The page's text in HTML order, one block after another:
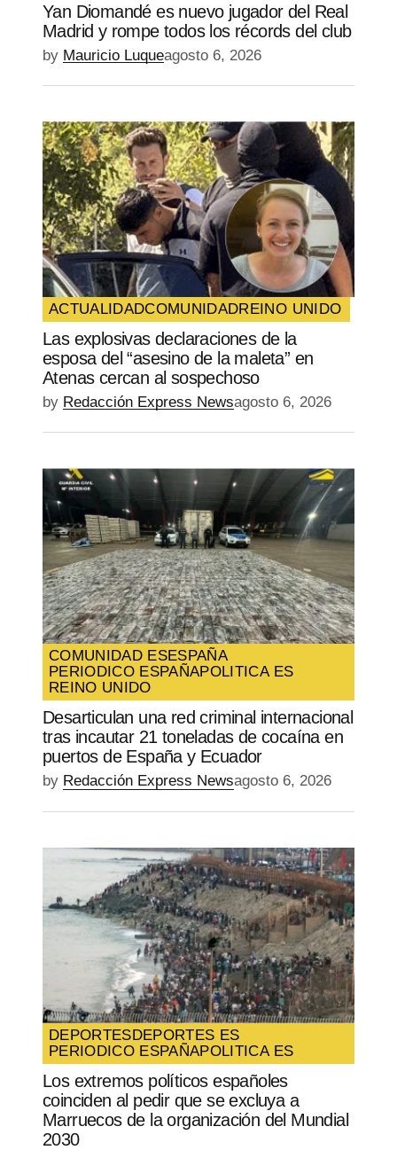
Yan Diomandé es nuevo jugador del Real
Madrid y rompe todos los récords del club
by Mauricio Luqueagosto 6, 2026
ACTUALIDADCOMUNIDADREINO UNIDO
Las explosivas declaraciones de la
esposa del “asesino de la maleta” en
Atenas cercan al sospechoso
by Redacción Express Newsagosto 6, 2026
COMUNIDAD ESESPAÑA
PERIODICO ESPAÑAPOLITICA ES
REINO UNIDO
Desarticulan una red criminal internacional
tras incautar 21 toneladas de cocaína en
puertos de España y Ecuador
by Redacción Express Newsagosto 6, 2026
DEPORTESDEPORTES ES
PERIODICO ESPAÑAPOLITICA ES
Los extremos políticos españoles
coinciden al pedir que se excluya a
Marruecos de la organización del Mundial
2030